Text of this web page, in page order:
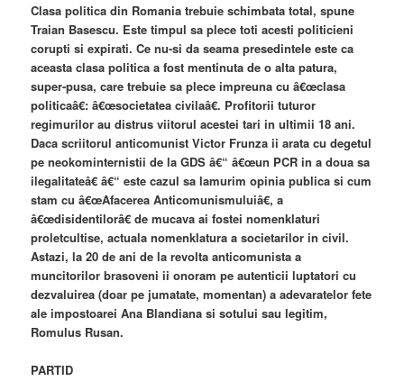
Clasa politica din Romania trebuie schimbata total, spune
Traian Basescu. Este timpul sa plece toti acesti politicieni
corupti si expirati. Ce nu-si da seama presedintele este ca
aceasta clasa politica a fost mentinuta de o alta patura,
super-pusa, care trebuie sa plece impreuna cu â€œclasa
politicaâ€: â€œsocietatea civilaâ€. Profitorii tuturor
regimurilor au distrus viitorul acestei tari in ultimii 18 ani.
Daca scriitorul anticomunist Victor Frunza ii arata cu degetul
pe neokominternistii de la GDS â€“ â€œun PCR in a doua sa
ilegalitateâ€ â€“ este cazul sa lamurim opinia publica si cum
stam cu â€œAfacerea Anticomunismuluiâ€, a
â€œdisidentilorâ€ de mucava ai fostei nomenklaturi
proletcultise, actuala nomenklatura a societarilor in civil.
Astazi, la 20 de ani de la revolta anticomunista a
muncitorilor brasoveni ii onoram pe autenticii luptatori cu
dezvaluirea (doar pe jumatate, momentan) a adevaratelor fete
ale impostoarei Ana Blandiana si sotului sau legitim,
Romulus Rusan.
PARTID